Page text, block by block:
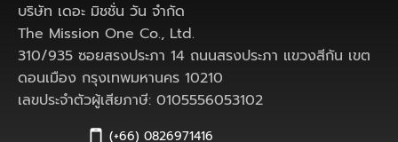
บริษัท เดอะ มิชชั่น วัน จำกัด
The Mission One Co., Ltd.
310/935 ซอยสรงประภา 14 ถนนสรงประภา แขวงสีกัน เขต
ดอนเมือง กรุงเทพมหานคร 10210
เลขประจำตัวผู้เสียภาษี: 0105556053102
(+66) 0826971416